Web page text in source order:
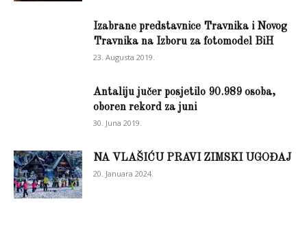
Izabrane predstavnice Travnika i Novog
Travnika na Izboru za fotomodel BiH
23. Augusta 2019.
Antaliju jučer posjetilo 90.989 osoba,
oboren rekord za juni
30. Juna 2019.
NA VLAŠIĆU PRAVI ZIMSKI UGOĐAJ
20. Januara 2024.